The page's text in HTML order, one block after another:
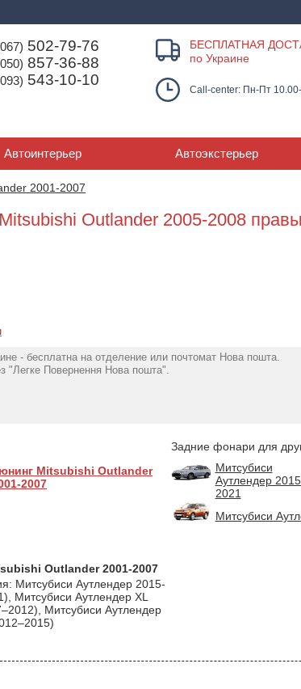
502-79-76
857-36-88
543-10-10
БЕСПЛАТНАЯ
по Украине
Call-center: Пн-Пт
Автоинтерьер Автоэкстерьер
2001-2007
Outlander 2005-2008
- бесплатна на отделение или почтомат Нова пошта.
"Легке Повернення Нова пошта".
Mitsubishi Outlander
2007
Outlander 2001-2007
Митсубиси Аутлендер 2015-
Митсубиси Аутлендер XL
Митсубиси Аутлендер
Задние фонари для
Митсубиси
Аутлендер
2021
Митсубиси
левый
Mitsubishi Outlander
2005-2008 левый
Mitsubishi